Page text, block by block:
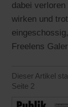
dabei
wirken und
Freelens
Dieser Artikel
Seite 2